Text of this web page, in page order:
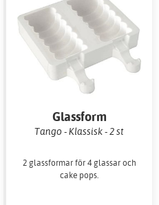
Glassform
Tango - Klassisk - 2 st
2 glassformar för 4 glassar och
cake pops.